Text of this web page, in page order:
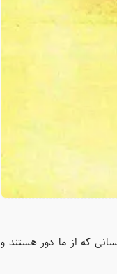
که از ما دور هستند و